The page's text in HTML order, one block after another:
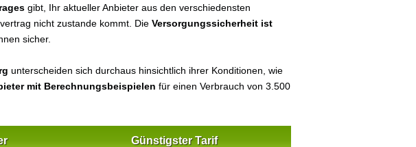
gibt, Ihr aktueller Anbieter aus den verschiedensten
nicht zustande kommt. Die Versorgungssicherheit ist
sicher.
unterscheiden sich durchaus hinsichtlich ihrer Konditionen, wie
mit Berechnungsbeispielen für einen Verbrauch von 3.500
Günstigster Tarif